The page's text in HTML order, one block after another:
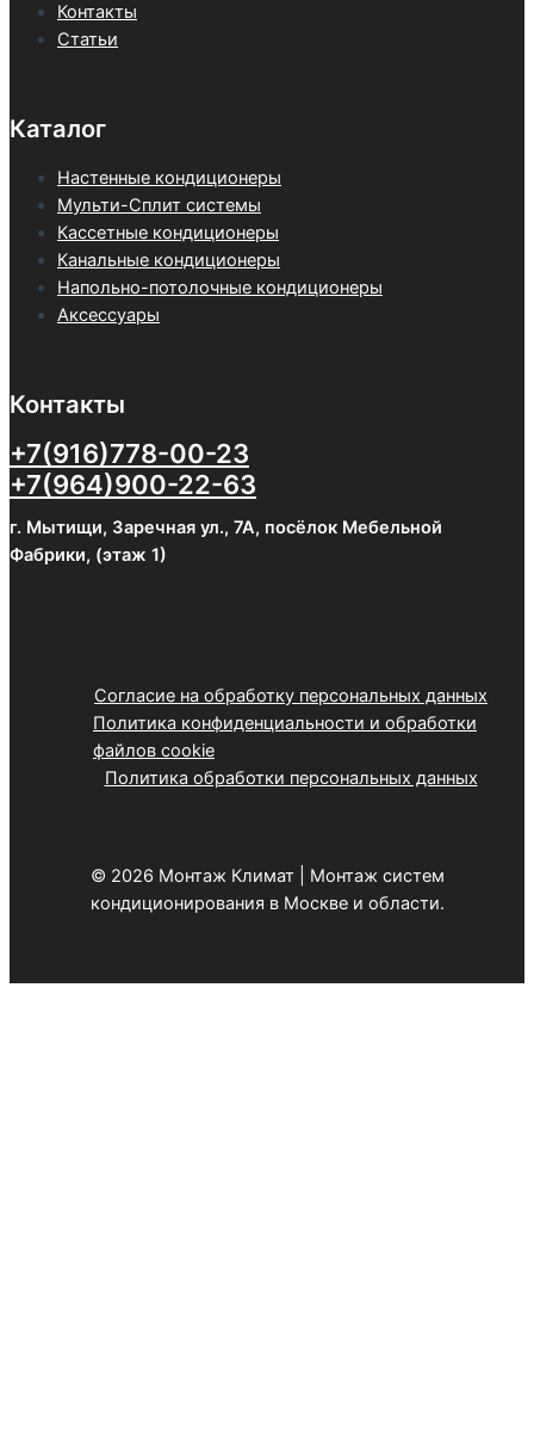
Контакты
Статьи
Каталог
Настенные кондиционеры
Мульти-Сплит системы
Кассетные кондиционеры
Канальные кондиционеры
Напольно-потолочные кондиционеры
Аксессуары
Контакты
+7(916)778-00-23
+7(964)900-22-63
г. Мытищи, Заречная ул., 7А, посёлок Мебельной
Фабрики, (этаж 1)
Согласие на обработку персональных данных
Политика конфиденциальности и обработки
файлов cookie
Политика обработки персональных данных
© 2026 Монтаж Климат | Монтаж систем
кондиционирования в Москве и области.